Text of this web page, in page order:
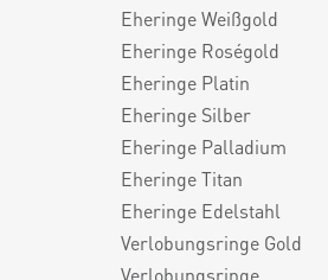
Eheringe Weißgold
Eheringe Roségold
Eheringe Platin
Eheringe Silber
Eheringe Palladium
Eheringe Titan
Eheringe Edelstahl
Verlobungsringe Gold
Verlobungsringe